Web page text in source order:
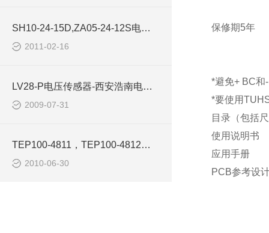
SH10-24-15D,ZA05-24-12S电源模块西安浩南电子ARCH
2011-02-16
LV28-P电压传感器-西安浩南电子科技
2009-07-31
TEP100-4811，TEP100-4812电源模块-西安浩南电子科技
2010-06-30
保修期5年
*避免+ BC和
*要使用
目录（包括
使用说明书
应用手册
PCB参考设